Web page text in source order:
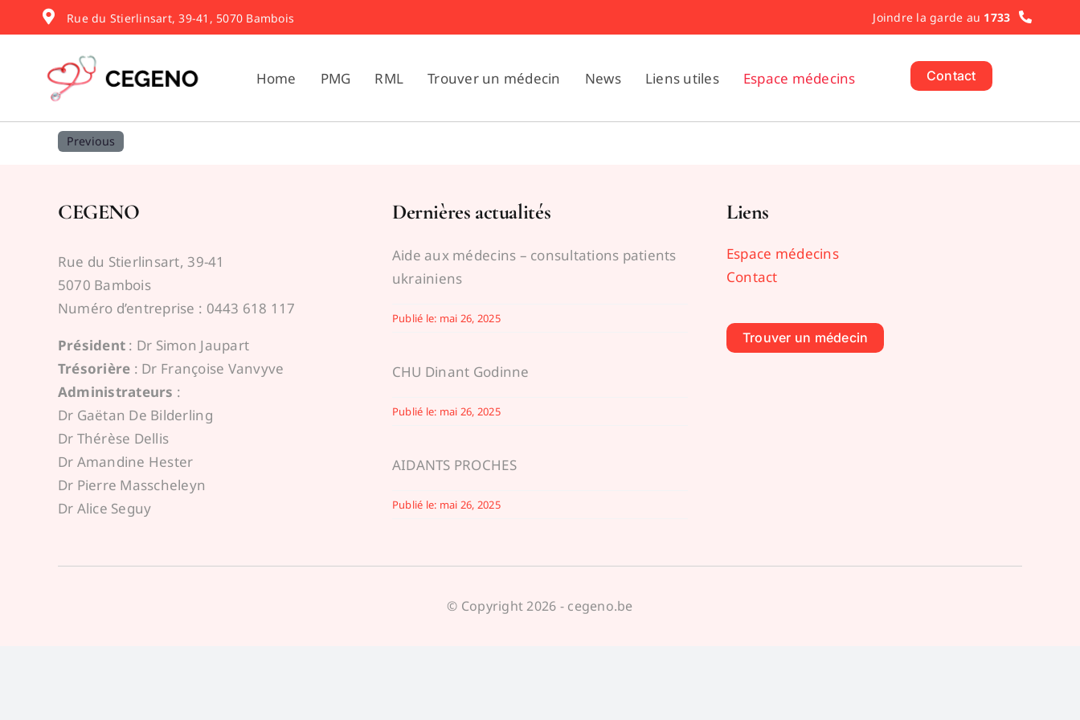
to
Rue du Stierlinsart, 39-41, 5070 Bambois Joindre la garde au 1733
Home PMG RML Trouver un médecin News Liens utiles Espace médecins Contact
Previous
CEGENO
Rue du Stierlinsart, 39-41
5070 Bambois
Numéro d’entreprise : 0443 618 117
Président : Dr Simon Jaupart
Trésorière : Dr Françoise Vanvyve
Administrateurs :
Dr Gaëtan De Bilderling
Dr Thérèse Dellis
Dr Amandine Hester
Dr Pierre Masscheleyn
Dr Alice Seguy
Dernières actualités
Aide aux médecins – consultations patients
ukrainiens
Publié le: mai 26, 2025
CHU Dinant Godinne
Publié le: mai 26, 2025
AIDANTS PROCHES
Publié le: mai 26, 2025
Liens
Espace médecins
Contact
Trouver un médecin
© Copyright 2026 - cegeno.be